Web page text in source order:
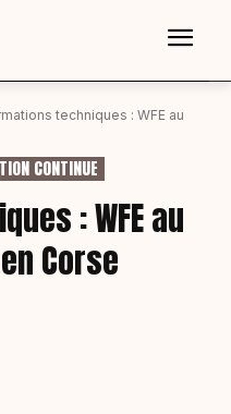
techniques : WFE au
CONTINUE
: WFE au
Corse